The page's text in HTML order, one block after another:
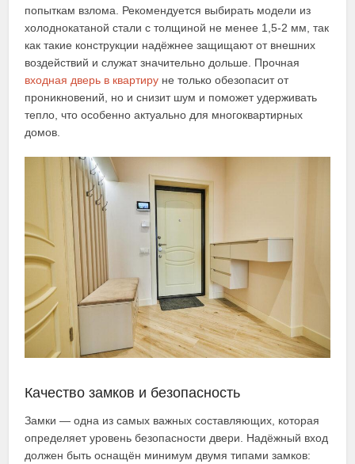
попыткам взлома. Рекомендуется выбирать модели из
холоднокатаной стали с толщиной не менее 1,5-2 мм, так
как такие конструкции надёжнее защищают от внешних
воздействий и служат значительно дольше. Прочная
входная дверь в квартиру не только обезопасит от
проникновений, но и снизит шум и поможет удерживать
тепло, что особенно актуально для многоквартирных
домов.
Качество замков и безопасность
Замки — одна из самых важных составляющих, которая
определяет уровень безопасности двери. Надёжный вход
должен быть оснащён минимум двумя типами замков: